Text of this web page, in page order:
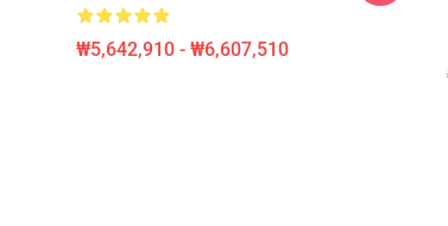
₩5,642,910 - ₩6,607,510